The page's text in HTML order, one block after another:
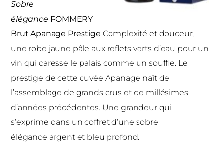
Sobre
élégance POMMERY
Brut Apanage Prestige Complexité et douceur,
une robe jaune pâle aux reflets verts d’eau pour un
vin qui caresse le palais comme un souffle. Le
prestige de cette cuvée Apanage naît de
l’assemblage de grands crus et de millésimes
d’années précédentes. Une grandeur qui
s’exprime dans un coffret d’une sobre
élégance argent et bleu profond.